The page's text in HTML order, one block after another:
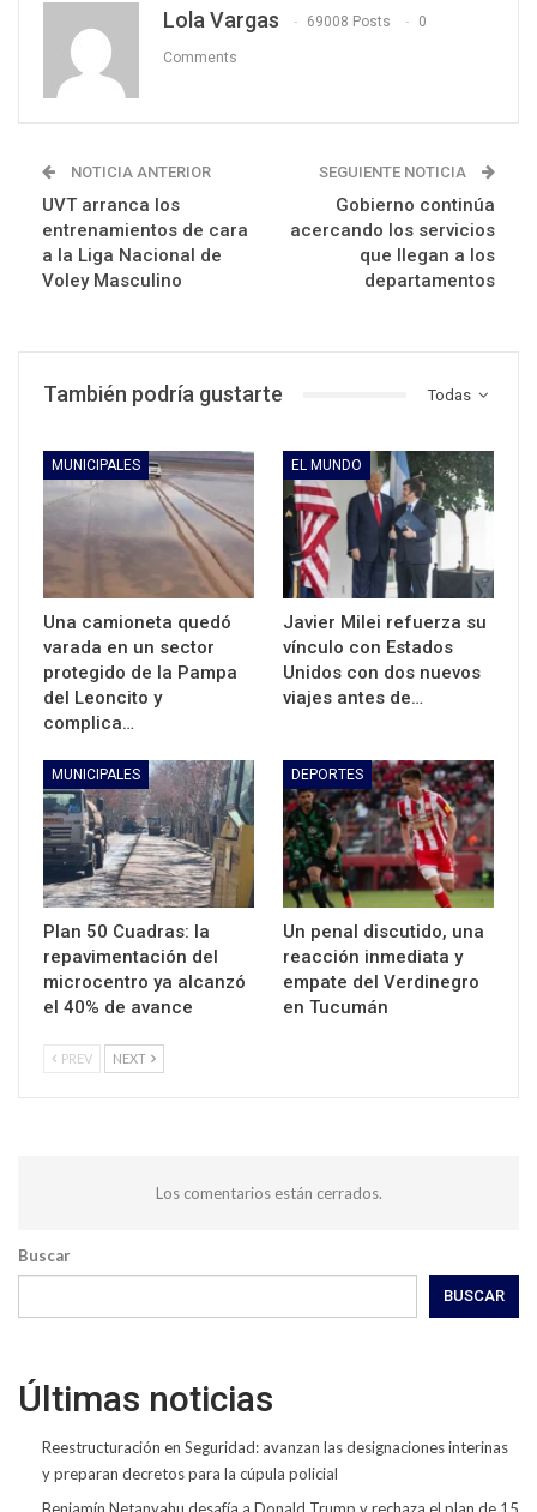
Lola Vargas 69008 Posts 0
Comments
NOTICIA ANTERIOR
UVT arranca los
entrenamientos de cara
a la Liga Nacional de
Voley Masculino
SEGUIENTE NOTICIA
Gobierno continúa
acercando los servicios
que llegan a los
departamentos
Todas
También podría gustarte
MUNICIPALES
Una camioneta quedó
varada en un sector
protegido de la Pampa
del Leoncito y
complica…
EL MUNDO
Javier Milei refuerza su
vínculo con Estados
Unidos con dos nuevos
viajes antes de…
MUNICIPALES
Plan 50 Cuadras: la
repavimentación del
microcentro ya alcanzó
el 40% de avance
DEPORTES
Un penal discutido, una
reacción inmediata y
empate del Verdinegro
en Tucumán
PREV NEXT
Los comentarios están cerrados.
Buscar
BUSCAR
Últimas noticias
Reestructuración en Seguridad: avanzan las designaciones interinas
y preparan decretos para la cúpula policial